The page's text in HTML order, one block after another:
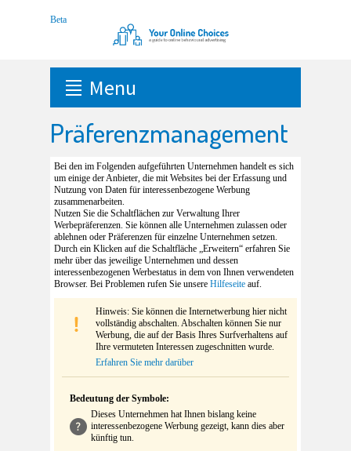
Menu
Präferenzmanagement
Bei den im Folgenden aufgeführten Unternehmen handelt es sich
um einige der Anbieter, die mit Websites bei der Erfassung und
Nutzung von Daten für interessenbezogene Werbung
zusammenarbeiten.
Nutzen Sie die Schaltflächen zur Verwaltung Ihrer
Werbepräferenzen. Sie können alle Unternehmen zulassen oder
ablehnen oder Präferenzen für einzelne Unternehmen setzen.
Durch ein Klicken auf die Schaltfläche „Erweitern“ erfahren Sie
mehr über das jeweilige Unternehmen und dessen
interessenbezogenen Werbestatus in dem von Ihnen verwendeten
Browser. Bei Problemen rufen Sie unsere Hilfeseite auf.
Hinweis: Sie können die Internetwerbung hier nicht
vollständig abschalten. Abschalten können Sie nur
Werbung, die auf der Basis Ihres Surfverhaltens auf
Ihre vermuteten Interessen zugeschnitten wurde.
Erfahren Sie mehr darüber
Bedeutung der Symbole:
Dieses Unternehmen hat Ihnen bislang keine
interessenbezogene Werbung gezeigt, kann dies aber
künftig tun.